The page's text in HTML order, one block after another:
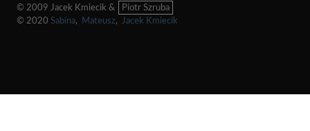
© 2009 Jacek Kmiecik &
Piotr Szruba
© 2020 Sabina, Mateusz, Jacek Kmiecik